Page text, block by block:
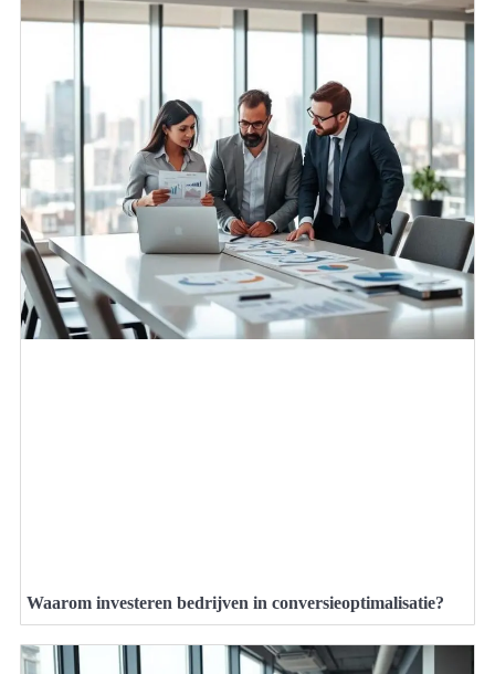
Waarom investeren bedrijven in conversieoptimalisatie?